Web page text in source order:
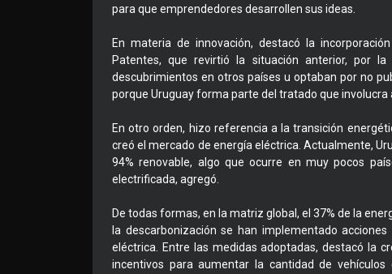
para que emprendedores desarrollen sus ideas.
En materia de innovación, destacó la
Patentes, que revirtió la situación anterior, por
descubrimientos en otros países u optaban por no
porque Uruguay forma parte del tratado que involucra
En otro orden, hizo referencia a la transición
creó el mercado de energía eléctrica. Actualmente,
94% renovable, algo que ocurre en muy pocos
electrificada, agregó.
De todas formas, en la matriz global, el 37% de la
la descarbonización se han implementado
eléctrica. Entre las medidas adoptadas, destacó la
incentivos para aumentar la cantidad de